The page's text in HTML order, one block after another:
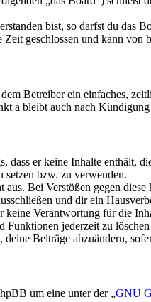
bist, so darfst du das
geschlossen und kann
Betreiber ein einfaches,
a bleibt auch nach Kündigung
dass er keine Inhalte enthält,
bzw. zu verwenden.
aus. Bei Verstößen gegen
und dir ein
Verantwortung für die
jederzeit zu löschen
Beiträge abzuändern,
um eine unter der „GNU